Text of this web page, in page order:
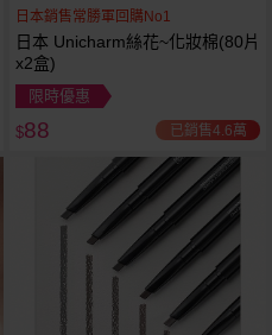
日本銷售常勝軍回購No1
日本 Unicharm絲花~化妝棉(80片
x2盒)
限時優惠
$88 已銷售4.6萬